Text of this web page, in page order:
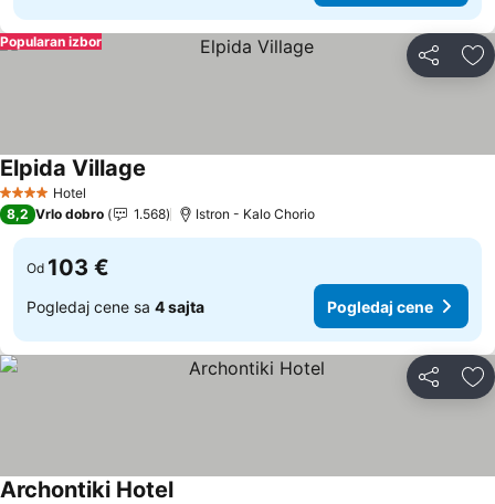
Deli
Popularan izbor
4 ZvezdiceHotel
Elpida Village
8,2 Vrlo dobro 1.568 Istron - Kalo Chorio
Od 103 €
Pogledaj cene sa 4 sajta Pogledaj cene
Deli
Archontiki Hotel